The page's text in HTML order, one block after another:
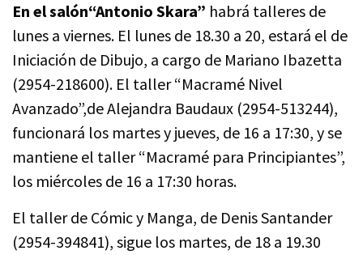
En el salón“Antonio Skara” habrá talleres de
lunes a viernes. El lunes de 18.30 a 20, estará el de
Iniciación de Dibujo, a cargo de Mariano Ibazetta
(2954-218600). El taller “Macramé Nivel
Avanzado”,de Alejandra Baudaux (2954-513244),
funcionará los martes y jueves, de 16 a 17:30, y se
mantiene el taller “Macramé para Principiantes”,
los miércoles de 16 a 17:30 horas.
El taller de Cómic y Manga, de Denis Santander
(2954-394841), sigue los martes, de 18 a 19.30